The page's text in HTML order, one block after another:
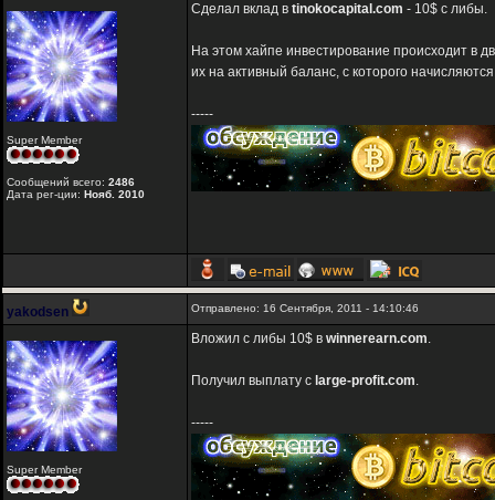
Super Member
Сообщений всего: 2486
Дата рег-ции: Нояб. 2010
Сделал вклад в tinokocapital.com - 10$ с либы.
На этом хайпе инвестирование происходит в
их на активный баланс, с которого
-----
yakodsen Отправлено: 16 Сентября, 2011 - 14:10:46
Super Member
Вложил с либы 10$ в winnerearn.com.
Получил выплату с large-profit.com.
-----